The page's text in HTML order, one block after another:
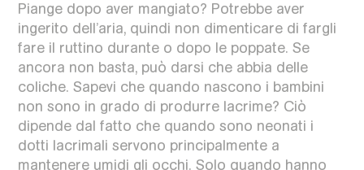
Piange dopo aver mangiato? Potrebbe aver
ingerito dell’aria, quindi non dimenticare di fargli
fare il ruttino durante o dopo le poppate. Se
ancora non basta, può darsi che abbia delle
coliche. Sapevi che quando nascono i bambini
non sono in grado di produrre lacrime? Ciò
dipende dal fatto che quando sono neonati i
dotti lacrimali servono principalmente a
mantenere umidi gli occhi. Solo quando hanno